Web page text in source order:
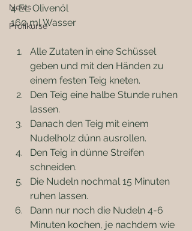
News
Profikurse
4 EL Olivenöl
160 ml Wasser
Alle Zutaten in eine Schüssel
geben und mit den Händen zu
einem festen Teig kneten.
Den Teig eine halbe Stunde ruhen
lassen.
Danach den Teig mit einem
Nudelholz dünn ausrollen.
Den Teig in dünne Streifen
schneiden.
Die Nudeln nochmal 15 Minuten
ruhen lassen.
Dann nur noch die Nudeln 4-6
Minuten kochen, je nachdem wie